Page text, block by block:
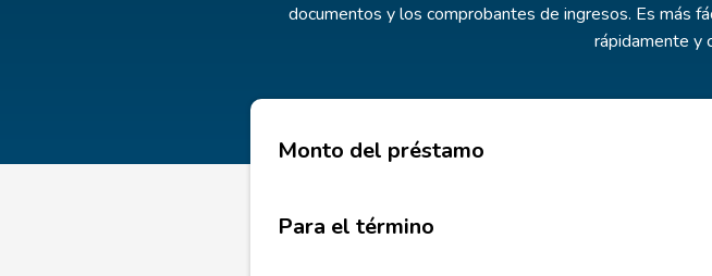
documentos y los comprobantes de ingresos. Es más
rápidamente y
Monto del préstamo
Para el término